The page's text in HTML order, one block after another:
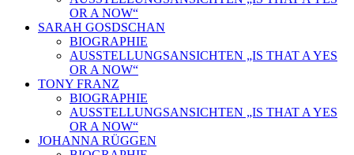
OR A NOW“
SARAH GOSDSCHAN
BIOGRAPHIE
AUSSTELLUNGSANSICHTEN „IS THAT A YES
OR A NOW“
TONY FRANZ
BIOGRAPHIE
AUSSTELLUNGSANSICHTEN „IS THAT A YES
OR A NOW“
JOHANNA RÜGGEN